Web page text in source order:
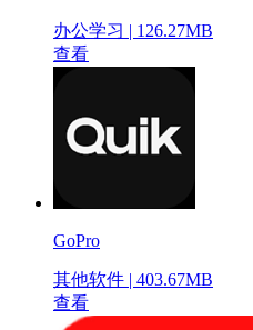
办公学习 | 126.27MB
查看
GoPro
其他软件 | 403.67MB
查看